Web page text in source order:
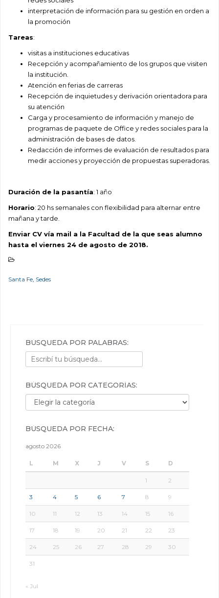
interpretación de información para su gestión en orden a
la promoción
Tareas:
visitas a instituciones educativas
Recepción y acompañamiento de los grupos que visiten
la institución.
Atención en ferias de carreras
Recepción de inquietudes y derivación orientadora para
su atención
Carga y procesamiento de información y manejo de
programas de paquete de Office y redes sociales para la
administración de bases de datos.
Redacción de informes de evaluación de resultados para
medir acciones y proyección de propuestas superadoras.
Duración de la pasantía: 1 año
Horario: 20 hs semanales con flexibilidad para alternar entre
mañana y tarde.
Enviar CV vía mail a la Facultad de la que seas alumno
hasta el viernes 24 de agosto de 2018.
Santa Fe, Sedes
BÚSQUEDA POR PALABRAS:
BÚSQUEDA POR CATEGORÍAS:
Búsqueda por categorías:
BÚSQUEDA POR FECHA:
agosto 2026
L M X J V S D
1 2
3 4 5 6 7 8 9
10 11 12 13 14 15 16
17 18 19 20 21 22 23
24 25 26 27 28 29 30
31
« Jul